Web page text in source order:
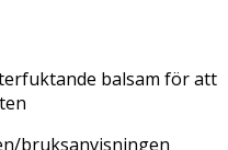
balsam för att
bruksanvisningen